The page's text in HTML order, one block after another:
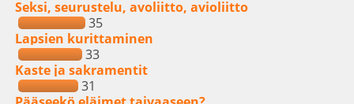
Seksi, seurustelu, avoliitto, avioliitto
35
Lapsien kurittaminen
33
Kaste ja sakramentit
31